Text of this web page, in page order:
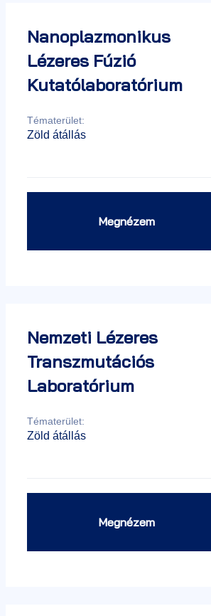
Nanoplazmonikus
Lézeres Fúzió
Kutatólaboratórium
Tématerület:
Zöld átállás
Megnézem
Nemzeti Lézeres
Transzmutációs
Laboratórium
Tématerület:
Zöld átállás
Megnézem